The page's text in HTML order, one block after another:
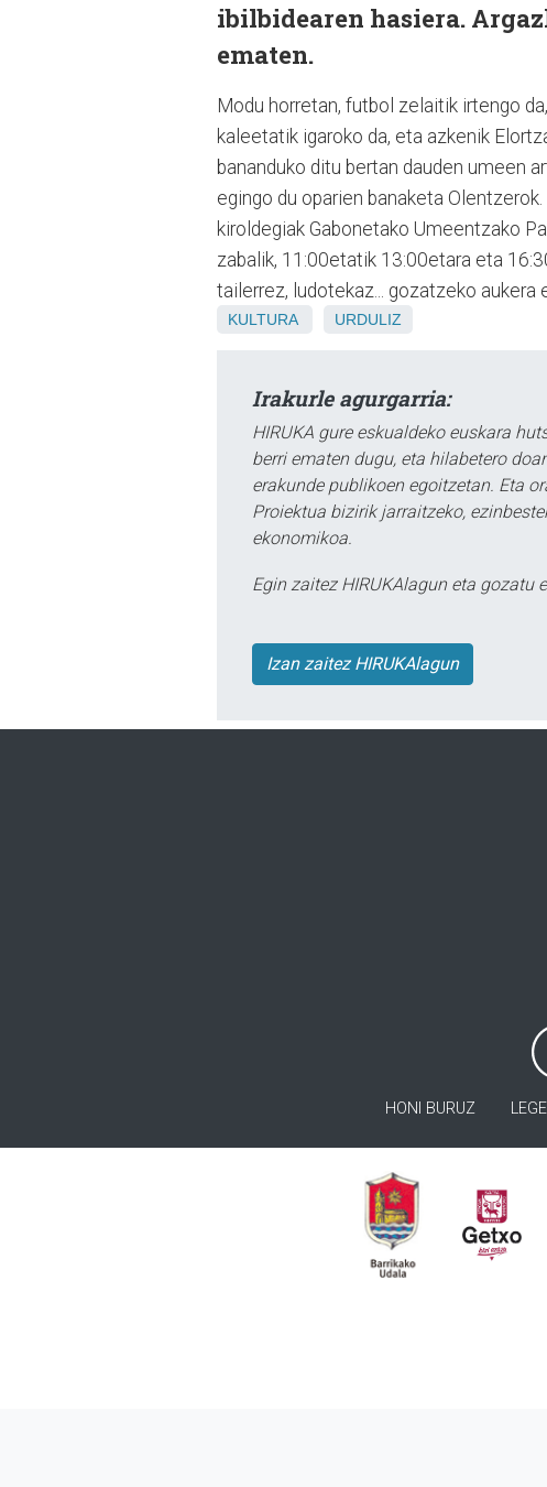
ibilbidearen hasiera.
ematen.
Modu horretan, futbol zelaitik irtengo
kaleetatik igaroko da, eta azkenik
bananduko ditu bertan dauden umeen
egingo du oparien banaketa
kiroldegiak Gabonetako Umeentzako
zabalik, 11:00etatik 13:00etara eta
tailerrez, ludotekaz... gozatzeko aukera
KULTURA URDULIZ
Irakurle agurgarria:
HIRUKA gure eskualdeko euskara
berri ematen dugu, eta hilabetero
erakunde publikoen egoitzetan. Eta
Proiektua bizirik jarraitzeko,
ekonomikoa.
Egin zaitez HIRUKAlagun eta gozatu
Izan zaitez HIRUKAlagun
HONI BURUZ